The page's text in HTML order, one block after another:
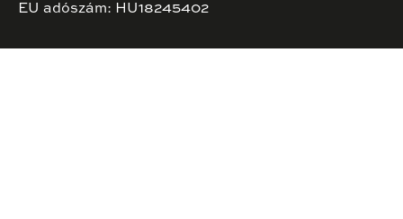
EU adószám: HU18245402